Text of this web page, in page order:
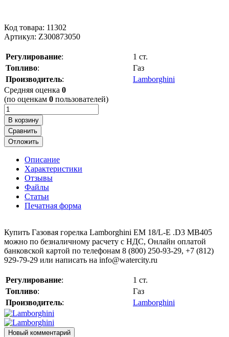
Код товара: 11302
Артикул: Z300873050
Регулирование:
1 ст.
Топливо:
Газ
Производитель:
Lamborghini
Cредняя оценка 0
(по оценкам 0 пользователей)
В корзину
Сравнить
Отложить
Описание
Характеристики
Отзывы
Файлы
Статьи
Печатная форма
Купить Газовая горелка Lamborghini EM 18/L-E .D3 MB405
можно по безналичному расчету с НДС, Онлайн оплатой
банковской картой по телефонам 8 (800) 250-93-29, +7 (812)
929-79-29 или написать на info@watercity.ru
Регулирование:
1 ст.
Топливо:
Газ
Производитель: Lamborghini
Новый комментарий